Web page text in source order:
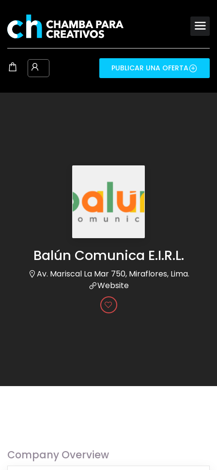
PUBLICAR UNA OFERTA
Balún Comunica E.I.R.L.
Av. Mariscal La Mar 750, Miraflores, Lima.
Website
Company Overview